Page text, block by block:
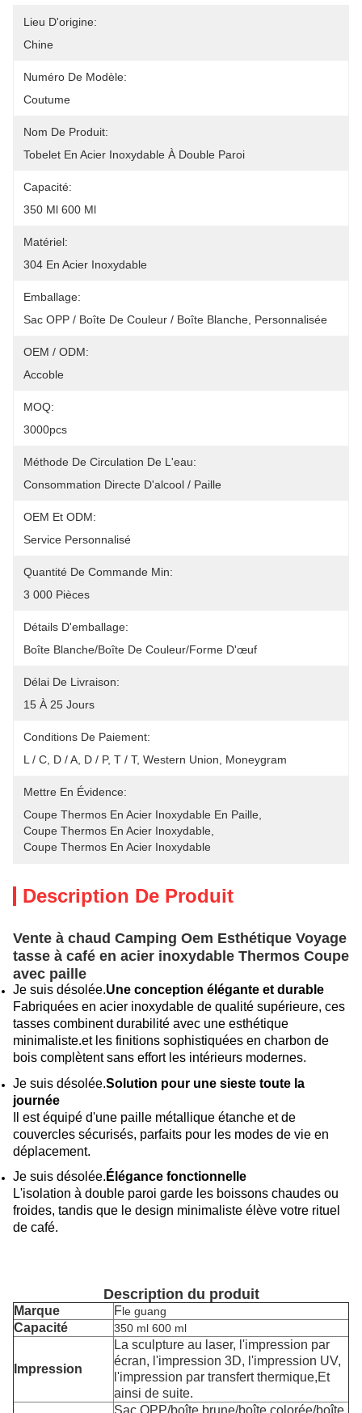
Lieu D'origine:
Chine
Numéro De Modèle:
Coutume
Nom De Produit:
Tobelet En Acier Inoxydable À Double Paroi
Capacité:
350 Ml 600 Ml
Matériel:
304 En Acier Inoxydable
Emballage:
Sac OPP / Boîte De Couleur / Boîte Blanche, Personnalisée
OEM / ODM:
Accoble
MOQ:
3000pcs
Méthode De Circulation De L'eau:
Consommation Directe D'alcool / Paille
OEM Et ODM:
Service Personnalisé
Quantité De Commande Min:
3 000 Pièces
Détails D'emballage:
Boîte Blanche/boîte De Couleur/forme D'œuf
Délai De Livraison:
15 À 25 Jours
Conditions De Paiement:
L / C, D / A, D / P, T / T, Western Union, Moneygram
Mettre En Évidence:
Coupe Thermos En Acier Inoxydable En Paille
Coupe Thermos En Acier Inoxydable
Coupe Thermos En Acier Inoxydable
Description De Produit
Vente à chaud Camping Oem Esthétique Voyage
tasse à café en acier inoxydable Thermos Coupe
avec paille
Je suis désolée.Une conception élégante et durable
Fabriquées en acier inoxydable de qualité supérieure, ces
tasses combinent durabilité avec une esthétique
minimaliste.et les finitions sophistiquées en charbon de
bois complètent sans effort les intérieurs modernes.
Je suis désolée.Solution pour une sieste toute la
journée
Il est équipé d'une paille métallique étanche et de
couvercles sécurisés, parfaits pour les modes de vie en
déplacement.
Je suis désolée. Élégance fonctionnelle
L'isolation à double paroi garde les boissons chaudes ou
froides, tandis que le design minimaliste élève votre rituel
de café.
Description du produit
Marque Fle guang
Capacité 350 ml 600 ml
Impression
La sculpture au laser, l'impression par
écran, l'impression 3D, l'impression UV,
l'impression par transfert thermique,Et
ainsi de suite.
Sac OPP/boîte brune/boîte colorée/boîte